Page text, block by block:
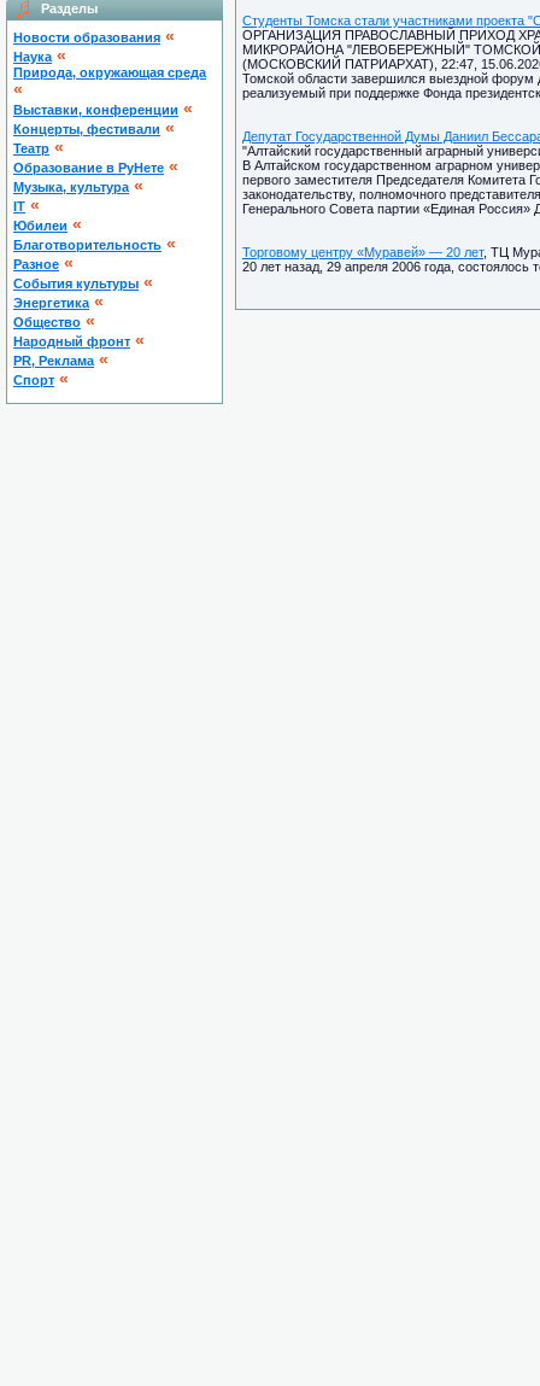
Разделы
Новости образования «
Наука «
Природа, окружающая среда
«
Выставки, конференции «
Концерты, фестивали «
Театр «
Образование в РуНете «
Музыка, культура «
IT «
Юбилеи «
Благотворительность «
Разное «
Cобытия культуры «
Энергетика «
Общество «
Народный фронт «
PR, Реклама «
Спорт «
Студенты Томска стали участниками проекта
ОРГАНИЗАЦИЯ ПРАВОСЛАВНЫЙ ПРИХОД
МИКРОРАЙОНА "ЛЕВОБЕРЕЖНЫЙ"
(МОСКОВСКИЙ ПАТРИАРХАТ), 22:47,
Томской области завершился выездной форум
реализуемый при поддержке Фонда
Депутат Государственной Думы Даниил
"Алтайский государственный аграрный
В Алтайском государственном аграрном
первого заместителя Председателя Комитета
законодательству, полномочного
Генерального Совета партии «Единая
Торговому центру «Муравей» — 20 лет, ТЦ
20 лет назад, 29 апреля 2006 года, состоялось